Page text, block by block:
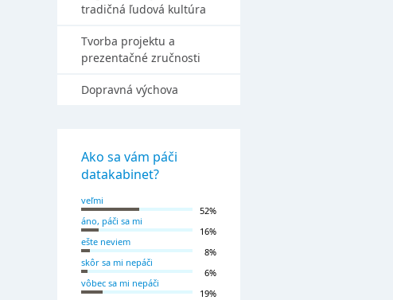
tradičná ľudová kultúra
Tvorba projektu a
prezentačné zručnosti
Dopravná výchova
Ako sa vám páči
datakabinet?
veľmi
52%
áno, páči sa mi
16%
ešte neviem
8%
skôr sa mi nepáči
6%
vôbec sa mi nepáči
19%